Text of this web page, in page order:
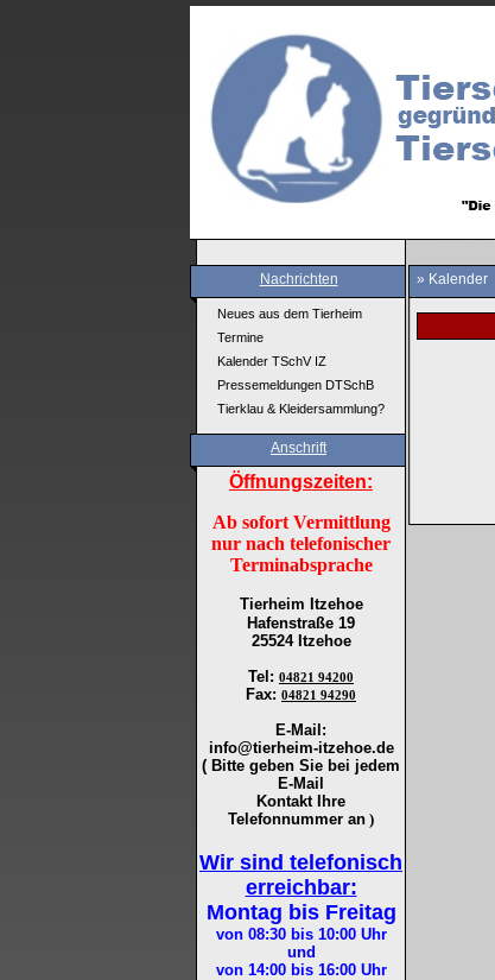
Nachrichten
Neues aus dem Tierheim
Termine
Kalender TSchV IZ
Pressemeldungen DTSchB
Tierklau & Kleidersammlung?
Anschrift
Öffnungszeiten:
Ab sofort Vermittlung
nur nach telefonischer
Terminabsprache
Tierheim Itzehoe
Hafenstraße 19
25524 Itzehoe
Tel : 04821 94200
Fax: 04821 94290
E-Mail:
info@tierheim-itzehoe.de
( Bitte geben Sie bei jedem
E-Mail
Kontakt Ihre
Telefonnummer an )
Wir sind telefonisch
erreichbar:
Montag bis Freitag
von 08:30 bis 10:00Uhr
und
von 14:00 bis 16:00Uhr
» Kalender